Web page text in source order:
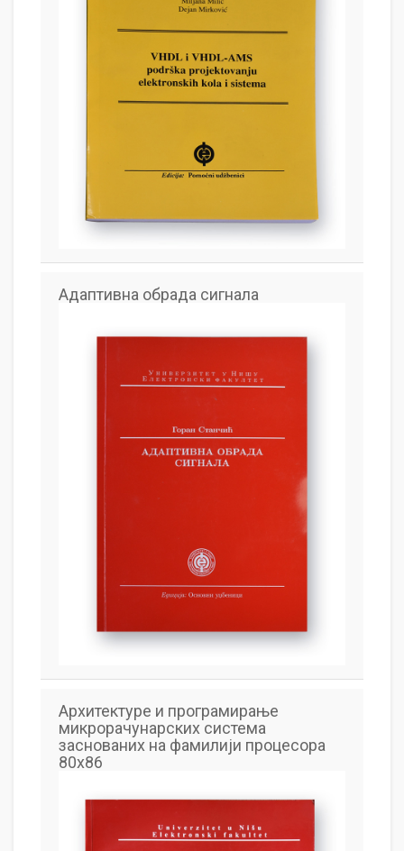
Адаптивна обрада сигнала
Архитектуре и програмирање
микрорачунарских система
заснованих на фамилији процесора
80x86